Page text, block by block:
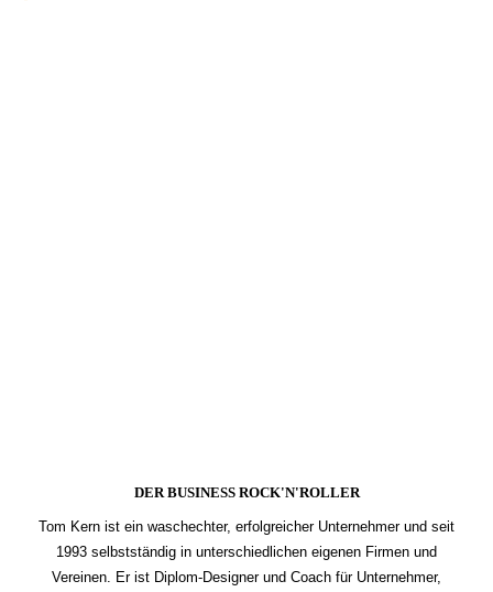
DER BUSINESS ROCK'N'ROLLER
Tom Kern ist ein waschechter, erfolgreicher Unternehmer und seit
1993 selbstständig in unterschiedlichen eigenen Firmen und
Vereinen. Er ist Diplom-Designer und Coach für Unternehmer,